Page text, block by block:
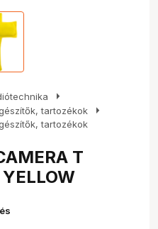
arrow_right
tartozékok arrow_right
tartozékok
T